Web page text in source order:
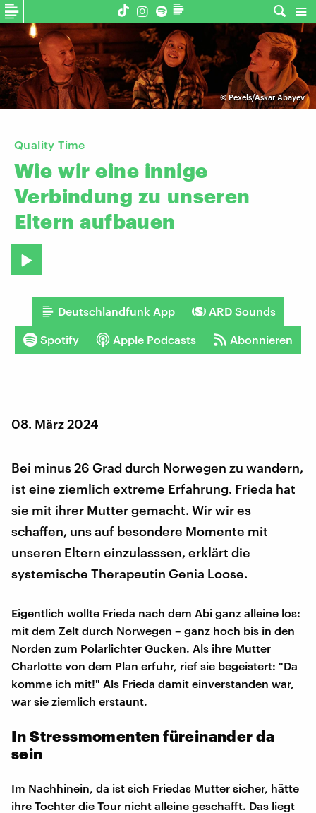
©Pexels/Askar Abayev
Quality Time
Wie wir eine innige
Verbindung zu unseren
Eltern aufbauen
Deutschlandfunk App ARD Sounds
Spotify Apple Podcasts Abonnieren
08. März 2024
Bei minus 26 Grad durch Norwegen zu wandern,
ist eine ziemlich extreme Erfahrung. Frieda hat
sie mit ihrer Mutter gemacht. Wir wir es
schaffen, uns auf besondere Momente mit
unseren Eltern einzulasssen, erklärt die
systemische Therapeutin Genia Loose.
Eigentlich wollte Frieda nach dem Abi ganz alleine los:
mit dem Zelt durch Norwegen – ganz hoch bis in den
Norden zum Polarlichter Gucken. Als ihre Mutter
Charlotte von dem Plan erfuhr, rief sie begeistert: "Da
komme ich mit!" Als Frieda damit einverstanden war,
war sie ziemlich erstaunt.
In Stressmomenten füreinander da
sein
Im Nachhinein, da ist sich Friedas Mutter sicher, hätte
ihre Tochter die Tour nicht alleine geschafft. Das liegt